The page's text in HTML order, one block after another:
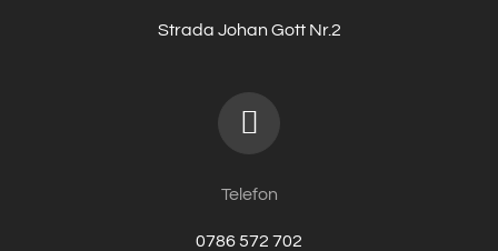
Strada Johan Gott Nr.2
Telefon
0786 572 702